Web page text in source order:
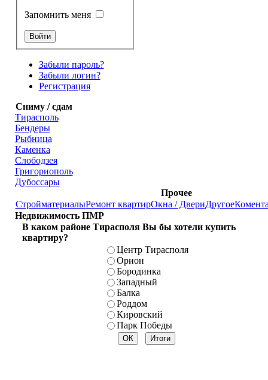
Запомнить меня
Забыли пароль?
Забыли логин?
Регистрация
Сниму / сдам
Тирасполь
Бендеры
Рыбница
Каменка
Слободзея
Григориополь
Дубоссары
Прочее
СтройматериалыРемонт квартирОкна / ДвериДругое
Недвижимость ПМР
В каком районе Тирасполя Вы бы хотели купить
квартиру?
Центр Тирасполя
Орион
Бородинка
Западный
Балка
Роддом
Кировский
Парк Победы